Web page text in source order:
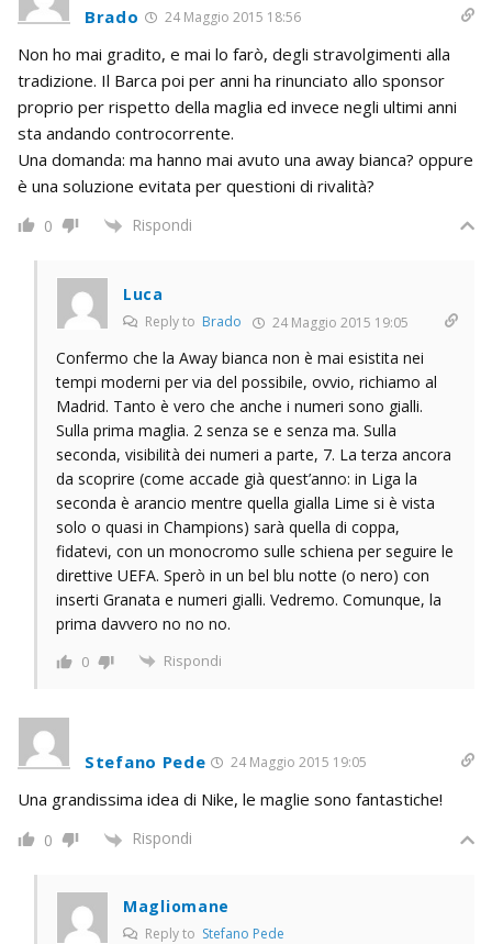
Brado 24 Maggio 2015 18:56
Non ho mai gradito, e mai lo farò, degli stravolgimenti alla
tradizione. Il Barca poi per anni ha rinunciato allo sponsor
proprio per rispetto della maglia ed invece negli ultimi anni
sta andando controcorrente.
Una domanda: ma hanno mai avuto una away bianca? oppure
è una soluzione evitata per questioni di rivalità?
0 Rispondi
Luca
Reply to Brado 24 Maggio 2015 19:05
Confermo che la Away bianca non è mai esistita nei
tempi moderni per via del possibile, ovvio, richiamo al
Madrid. Tanto è vero che anche i numeri sono gialli.
Sulla prima maglia. 2 senza se e senza ma. Sulla
seconda, visibilità dei numeri a parte, 7. La terza ancora
da scoprire (come accade già quest’anno: in Liga la
seconda è arancio mentre quella gialla Lime si è vista
solo o quasi in Champions) sarà quella di coppa,
fidatevi, con un monocromo sulle schiena per seguire le
direttive UEFA. Sperò in un bel blu notte (o nero) con
inserti Granata e numeri gialli. Vedremo. Comunque, la
prima davvero no no no.
0 Rispondi
Stefano Pede 24 Maggio 2015 19:05
Una grandissima idea di Nike, le maglie sono fantastiche!
0 Rispondi
Magliomane
Reply to Stefano Pede